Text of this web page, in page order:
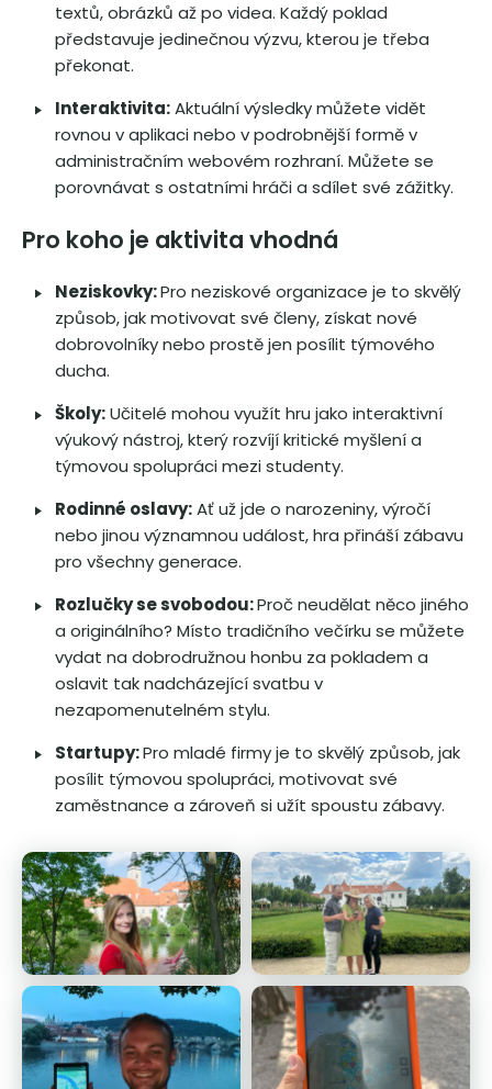
textů, obrázků až po videa. Každý poklad
představuje jedinečnou výzvu, kterou je třeba
překonat.
Interaktivita:Aktuální výsledky můžete vidět
rovnou v aplikaci nebo v podrobnější formě v
administračním webovém rozhraní. Můžete se
porovnávat s ostatními hráči a sdílet své zážitky.
Pro koho je aktivita vhodná
Neziskovky:Pro neziskové organizace je to skvělý
způsob, jak motivovat své členy, získat nové
dobrovolníky nebo prostě jen posílit týmového
ducha.
Školy:Učitelé mohou využít hru jako interaktivní
výukový nástroj, který rozvíjí kritické myšlení a
týmovou spolupráci mezi studenty.
Rodinné oslavy:Ať už jde o narozeniny, výročí
nebo jinou významnou událost, hra přináší zábavu
pro všechny generace.
Rozlučky se svobodou:Proč neudělat něco jiného
a originálního? Místo tradičního večírku se můžete
vydat na dobrodružnou honbu za pokladem a
oslavit tak nadcházející svatbu v
nezapomenutelném stylu.
Startupy:Pro mladé firmy je to skvělý způsob, jak
posílit týmovou spolupráci, motivovat své
zaměstnance a zároveň si užít spoustu zábavy.